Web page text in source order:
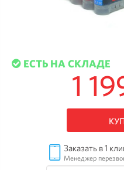
ЕСТЬ НА СКЛАДЕ
1
Заказать в 1
Менеджер